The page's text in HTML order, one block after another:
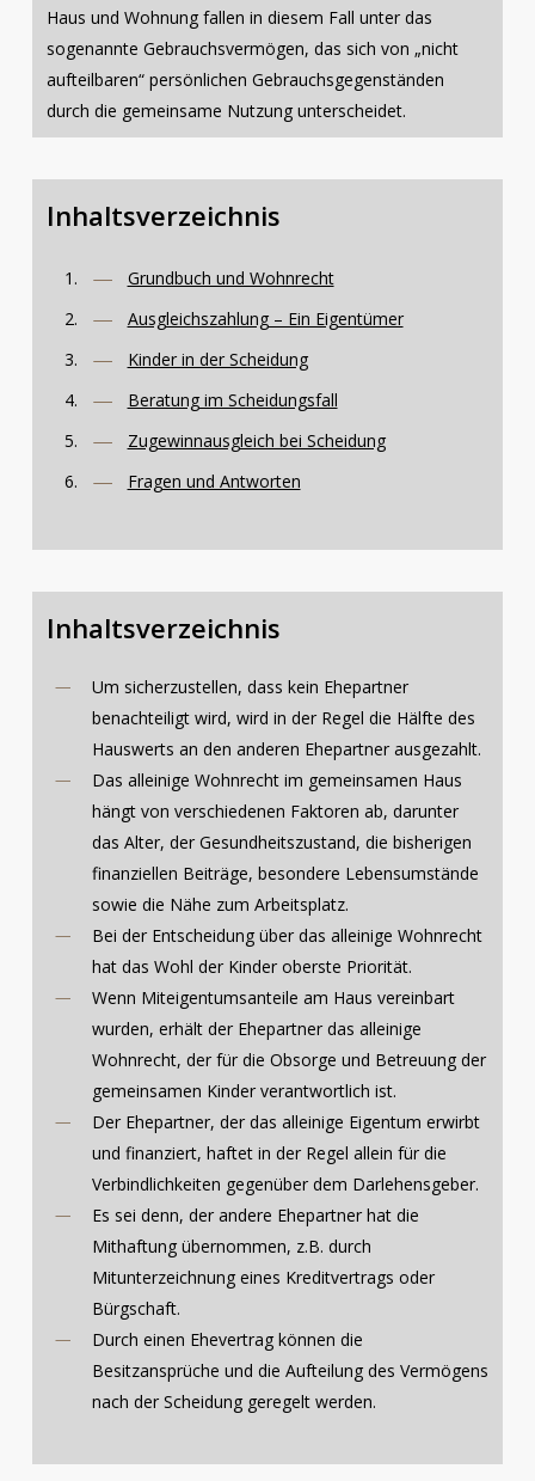
Haus und Wohnung fallen in diesem Fall unter das
sogenannte Gebrauchsvermögen, das sich von „nicht
aufteilbaren“ persönlichen Gebrauchsgegenständen
durch die gemeinsame Nutzung unterscheidet.
Inhaltsverzeichnis
Grundbuch und Wohnrecht
Ausgleichszahlung – Ein Eigentümer
Kinder in der Scheidung
Beratung im Scheidungsfall
Zugewinnausgleich bei Scheidung
Fragen und Antworten
Inhaltsverzeichnis
Um sicherzustellen, dass kein Ehepartner
benachteiligt wird, wird in der Regel die Hälfte des
Hauswerts an den anderen Ehepartner ausgezahlt.
Das alleinige Wohnrecht im gemeinsamen Haus
hängt von verschiedenen Faktoren ab, darunter
das Alter, der Gesundheitszustand, die bisherigen
finanziellen Beiträge, besondere Lebensumstände
sowie die Nähe zum Arbeitsplatz.
Bei der Entscheidung über das alleinige Wohnrecht
hat das Wohl der Kinder oberste Priorität.
Wenn Miteigentumsanteile am Haus vereinbart
wurden, erhält der Ehepartner das alleinige
Wohnrecht, der für die Obsorge und Betreuung der
gemeinsamen Kinder verantwortlich ist.
Der Ehepartner, der das alleinige Eigentum erwirbt
und finanziert, haftet in der Regel allein für die
Verbindlichkeiten gegenüber dem Darlehensgeber.
Es sei denn, der andere Ehepartner hat die
Mithaftung übernommen, z.B. durch
Mitunterzeichnung eines Kreditvertrags oder
Bürgschaft.
Durch einen Ehevertrag können die
Besitzansprüche und die Aufteilung des Vermögens
nach der Scheidung geregelt werden.